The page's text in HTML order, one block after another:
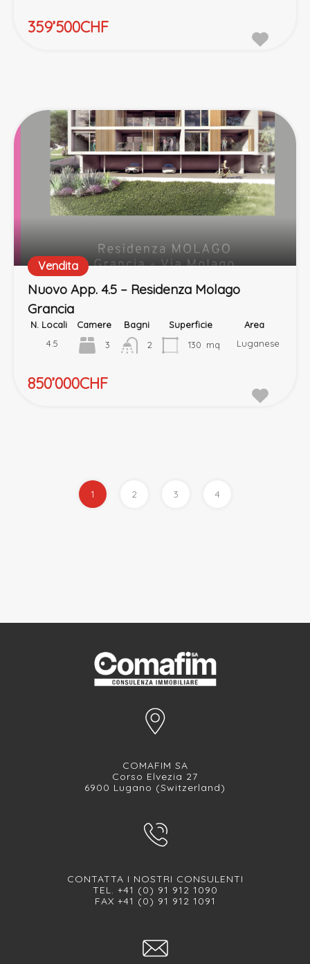
359’500CHF
Nuovo App. 4.5 – Residenza Molago
Grancia
N. Locali
4.5
Camere
3
Bagni
2
Superficie
130 mq
Area
Luganese
Vendita
850’000CHF
1 2 3 4
COMAFIM SA
Corso Elvezia 27
6900 Lugano (Switzerland)
CONTATTA I NOSTRI CONSULENTI
TEL. +41 (0) 91 912 1090
FAX +41 (0) 91 912 1091